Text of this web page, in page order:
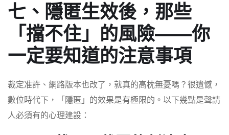
七、隱匿生效後，那些
「擋不住」的風險——你
一定要知道的注意事項
裁定准許、網路版本也改了，就真的高枕無憂嗎？很遺憾，
數位時代下，「隱匿」的效果是有極限的。以下幾點是聲請
人必須有的心理建設：